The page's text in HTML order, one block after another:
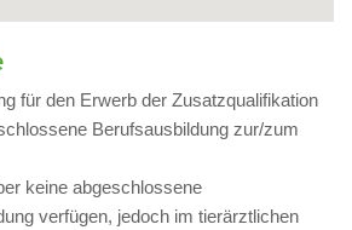
für den Erwerb der Zusatzqualifikation
Berufsausbildung zur/zum
keine abgeschlossene
verfügen, jedoch im tierärztlichen